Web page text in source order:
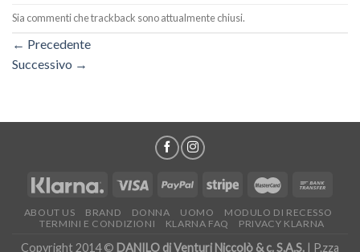
Sia commenti che trackback sono attualmente chiusi.
← Precedente
Successivo →
ABOUT US BRAND DONNA UOMO
MODULO DI RECESSO
TERMINI E CONDIZIONI
KLARNA FAQ PRIVACY KLARNA
Copyright 2014 © DANILO di Venturi Niccolò & c. S.A.S. | P.zza